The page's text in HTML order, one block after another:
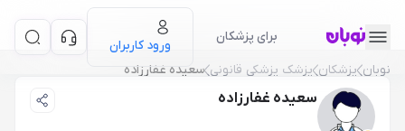
برای پزشکان
ورود کاربران
نوبان پزشکان پزشک پزشکی قانونی سعیده غفارزاده
سعیده غفارزاده